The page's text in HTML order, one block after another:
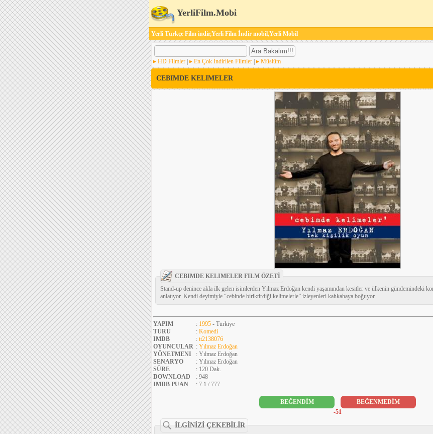
YerliFilm.Mobi
Yerli Türkçe Film indir,Yerli Film İndir mobil,Yerli Mobil
HD Filmler En Çok İndirilen Filmler Müslüm
CEBIMDE KELIMELER
CEBIMDE KELIMELER FILM ÖZETİ
Stand-up denince akla ilk gelen isimlerden Yılmaz Erdoğan kendi yaşamından kesitler ve ülkenin gündemindeki
anlatıyor. Kendi deyimiyle “cebinde biriktirdiği kelimelerle” izleyenleri kahkahaya boğuyor.
YAPIM : 1995 - Türkiye
TÜRÜ
: Komedi
IMDB
: tt2138076
OYUNCULAR : Yılmaz Erdoğan
YÖNETMENI
: Yılmaz Erdoğan
SENARYO
: Yılmaz Erdoğan
SÜRE
: 120 Dak.
DOWNLOAD
: 948
IMDB PUAN
: 7.1 / 777
BEĞENDİM
BEĞENMEDİM
-51
İLGİNİZİ ÇEKEBİLİR